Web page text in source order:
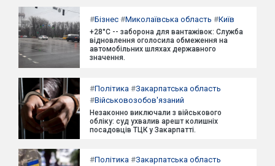
#Бізнес #Миколаївська область #Київ
+28°C -- заборона для вантажівок: Служба
відновлення оголосила обмеження на
автомобільних шляхах державного
значення.
#Політика #Закарпатська область
#Військовозобов'язаний
Незаконно виключали з військового
обліку: суд ухвалив арешт колишніх
посадовців ТЦК у Закарпатті.
#Політика #Закарпатська область